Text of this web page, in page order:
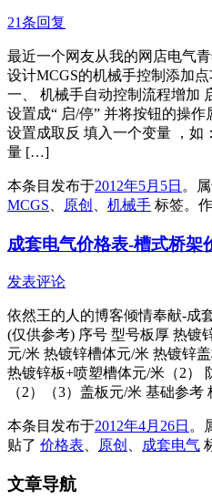
21条回复
最近一个网友从我的网店电气
设计MCGS的机械手控制添加
一、 机械手自动控制流程增
设置成“ 启/停” 并将按钮的操
设置成取反 填入一个变量 ，如
量 […]
本条目发布于2012年5月5日 。
MCGS
原创 机械手 标签。
成套电气价格表-槽式桥架
发表评论
依然王的人的博客倾情奉献-成
(仅供参考) 序号 型号板厚 热镀
元/米 热镀锌槽体元/米 热镀锌
热镀锌板+喷塑槽体元/米（2）
（2）（3）盖板元/米 基础参
本条目发布于2012年4月26日 。
贴了 价格表 原创 成套电气
文章导航